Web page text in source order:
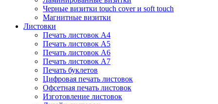
Черные визитки touch cover и soft touch
Магнитные визитки
Листовки
Печать листовок А4
Печать листовок А5
Печать листовок А6
Печать листовок А7
Печать буклетов
Цифровая печать листовок
Офсетная печать листовок
Изготовление листовок